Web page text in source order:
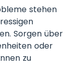
stehen
Sorgen über
oder
zu